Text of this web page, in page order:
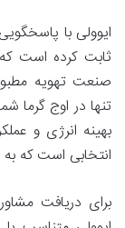
ایوولی با
ثابت کرده است که
صنعت تهویه
تنها در اوج گرما
بهینه انرژی و
انتخابی است که
برای دریافت